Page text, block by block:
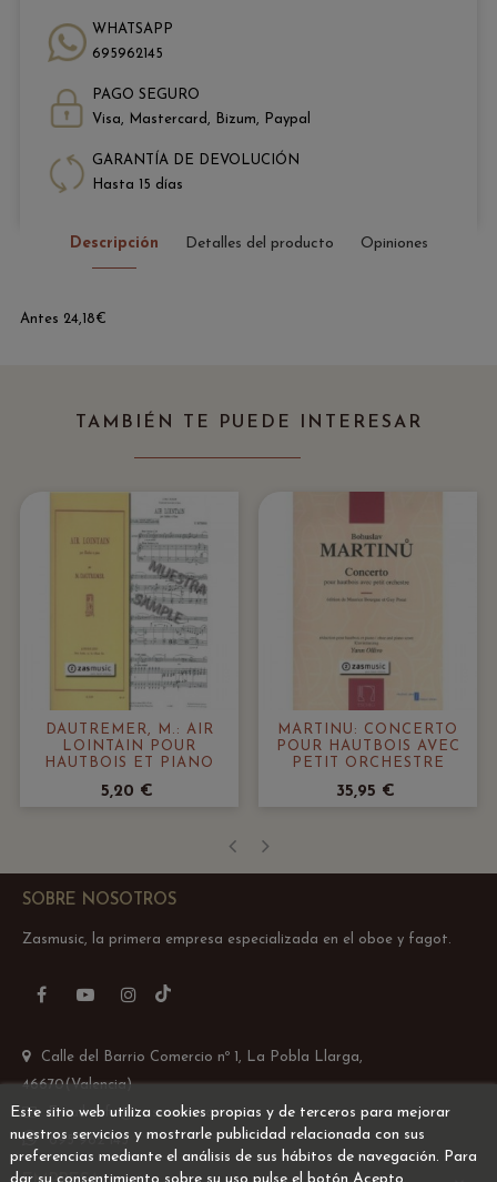
WHATSAPP
695962145
PAGO SEGURO
Visa, Mastercard, Bizum, Paypal
GARANTÍA DE DEVOLUCIÓN
Hasta 15 días
Descripción Detalles del producto Opiniones
Antes 24,18€
TAMBIÉN TE PUEDE INTERESAR
DAUTREMER, M.: AIR
LOINTAIN POUR
HAUTBOIS ET PIANO
5,20 €
MARTINU: CONCERTO
POUR HAUTBOIS AVEC
PETIT ORCHESTRE
35,95 €
SOBRE NOSOTROS
Zasmusic, la primera empresa especializada en el oboe y fagot.
FacebookYouTubeInstagram
Calle del Barrio Comercio nº 1, La Pobla Llarga,
46670(Valencia)
Email: info@zasmusic.com
695 962 145
Este sitio web utiliza cookies propias y de terceros para mejorar
nuestros servicios y mostrarle publicidad relacionada con sus
preferencias mediante el análisis de sus hábitos de navegación. Para